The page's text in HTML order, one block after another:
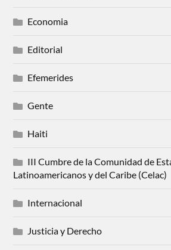
Economia
Editorial
Efemerides
Gente
Haiti
III Cumbre de la Comunidad de
Latinoamericanos y del Caribe (Celac)
Internacional
Justicia y Derecho